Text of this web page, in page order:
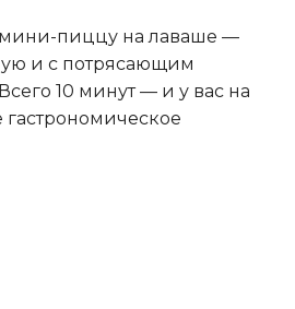
мини-пиццу на лаваше —
и с потрясающим
10 минут — и у вас на
гастрономическое